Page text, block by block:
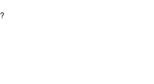
?